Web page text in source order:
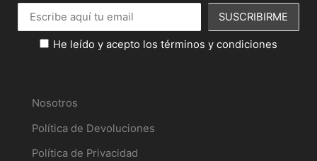
He leído y acepto los términos y condiciones
Nosotros
Política de Devoluciones
Política de Privacidad